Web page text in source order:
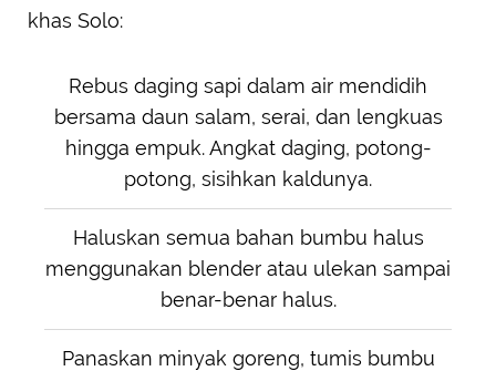
khas Solo:
Rebus daging sapi dalam air mendidih
bersama daun salam, serai, dan lengkuas
hingga empuk. Angkat daging, potong-
potong, sisihkan kaldunya.
Haluskan semua bahan bumbu halus
menggunakan blender atau ulekan sampai
benar-benar halus.
Panaskan minyak goreng, tumis bumbu